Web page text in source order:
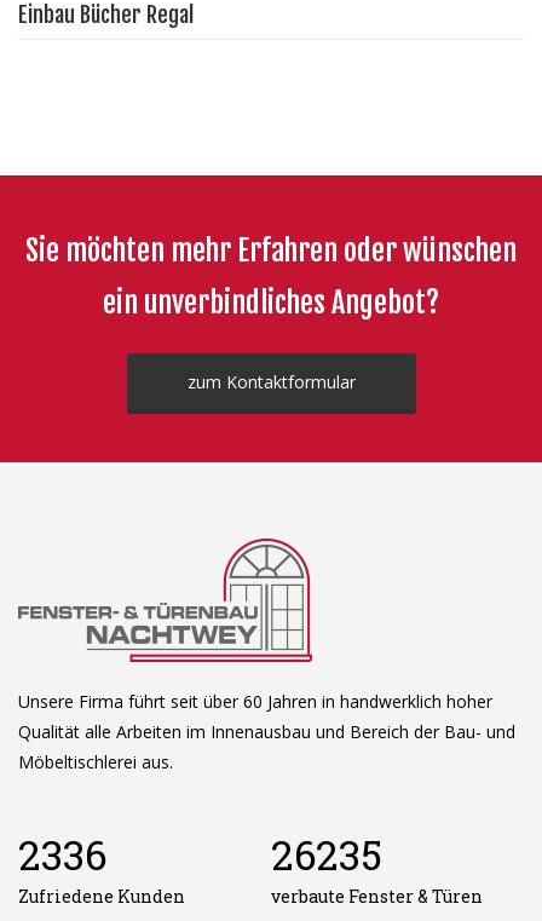
Einbau Bücher Regal
Sie möchten mehr Erfahren oder wünschen
ein unverbindliches Angebot?
zum Kontaktformular
Unsere Firma führt seit über 60 Jahren in handwerklich hoher
Qualität alle Arbeiten im Innenausbau und Bereich der Bau- und
Möbeltischlerei aus.
2336
Zufriedene Kunden
26235
verbaute Fenster & Türen